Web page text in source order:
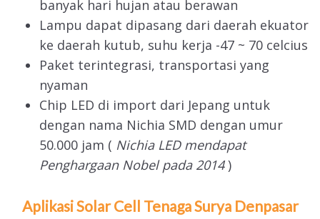
banyak hari hujan atau berawan
Lampu dapat dipasang dari daerah ekuator
ke daerah kutub, suhu kerja -47 ~ 70 celcius
Paket terintegrasi, transportasi yang
nyaman
Chip LED di import dari Jepang untuk
dengan nama Nichia SMD dengan umur
50.000 jam ( Nichia LED mendapat
Penghargaan Nobel pada 2014)
Aplikasi Solar Cell Tenaga Surya Denpasar